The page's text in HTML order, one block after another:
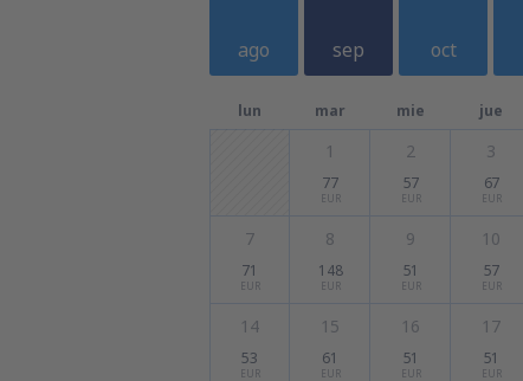
ago sep oct
lun mar mie jue
1
77
EUR
2
57
EUR
3
67
EUR
7
71
EUR
8
148
EUR
9
51
EUR
10
57
EUR
14
53
EUR
15
61
EUR
16
51
EUR
17
51
EUR